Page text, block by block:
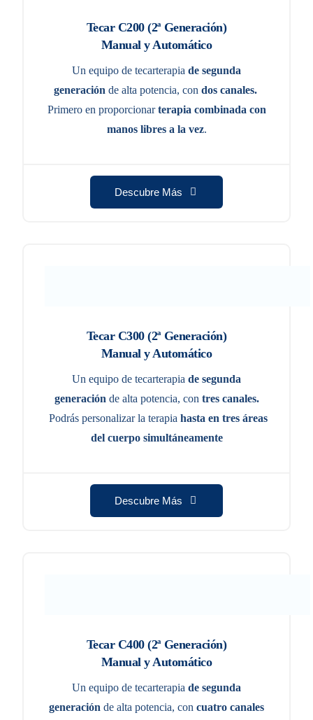
Tecar C200 (2ª Generación)
Manual y Automático
Un equipo de tecarterapia de segunda
generación de alta potencia, con dos canales.
Primero en proporcionarterapia combinada con
manos libres a la vez.
Descubre Más
Tecar C300 (2ª Generación)
Manual y Automático
Un equipo de tecarterapia de segunda
generación de alta potencia, con tres canales.
Podrás personalizar la terapia hasta en tres áreas
del cuerpo simultáneamente
Descubre Más
Tecar C400 (2ª Generación)
Manual y Automático
Un equipo de tecarterapia de segunda
generación de alta potencia, con cuatro canales